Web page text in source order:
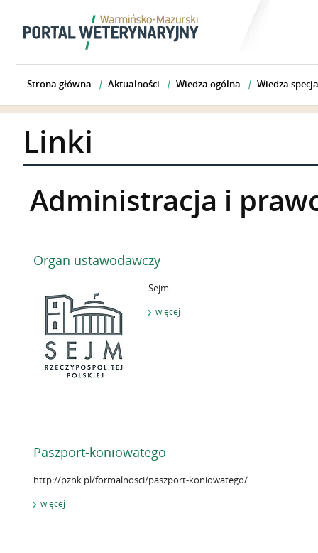
Strona główna Aktualności Wiedza ogólna Wiedza
Linki
Administracja i
Organ ustawodawczy
Sejm
więcej
Paszport-koniowatego
http://pzhk.pl/formalnosci/paszport-koniowatego/
więcej